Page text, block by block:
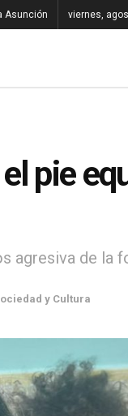
Asunción viernes,
pie
agresiva de la
y Cultura